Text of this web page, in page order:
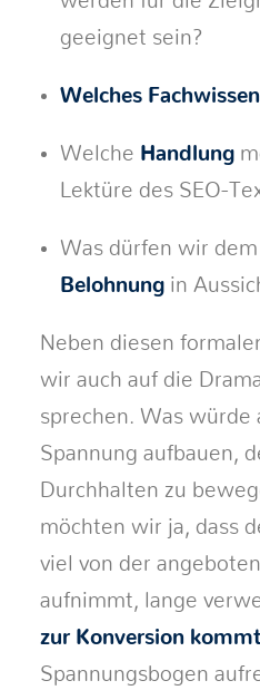
geeignet sein?
Welches
Welche Handlung
Lektüre des SEO-
Was dürfen wir
Belohnung in
Neben diesen
wir auch auf die
sprechen. Was würde
Spannung aufbauen,
Durchhalten zu
möchten wir ja, dass
viel von der
aufnimmt, lange
zur Konversion kommt
Spannungsbogen